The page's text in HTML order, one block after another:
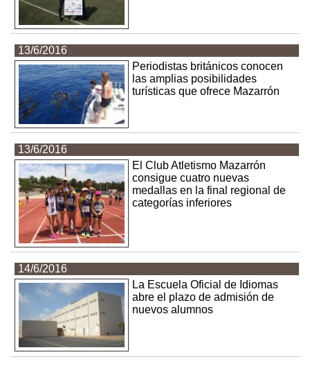
13/6/2016
Periodistas británicos conocen
las amplias posibilidades
turísticas que ofrece Mazarrón
13/6/2016
El Club Atletismo Mazarrón
consigue cuatro nuevas
medallas en la final regional de
categorías inferiores
14/6/2016
La Escuela Oficial de Idiomas
abre el plazo de admisión de
nuevos alumnos